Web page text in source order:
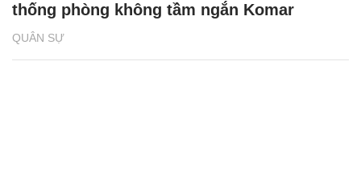
QUÂN SỰ
thống phòng không tầm ngắn Komar